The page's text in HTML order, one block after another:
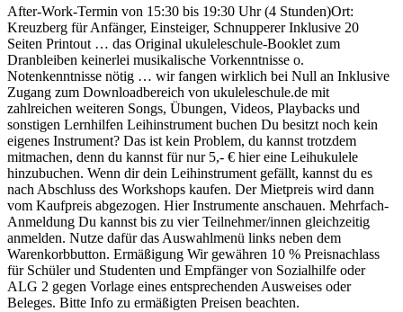
After-Work-Termin von 15:30 bis 19:30 Uhr (4 Stunden)Ort:
Kreuzberg für Anfänger, Einsteiger, Schnupperer Inklusive 20
Seiten Printout … das Original ukuleleschule-Booklet zum
Dranbleiben keinerlei musikalische Vorkenntnisse o.
Notenkenntnisse nötig … wir fangen wirklich bei Null an Inklusive
Zugang zum Downloadbereich von ukuleleschule.de mit
zahlreichen weiteren Songs, Übungen, Videos, Playbacks und
sonstigen Lernhilfen Leihinstrument buchen Du besitzt noch kein
eigenes Instrument? Das ist kein Problem, du kannst trotzdem
mitmachen, denn du kannst für nur 5,- € hier eine Leihukulele
hinzubuchen. Wenn dir dein Leihinstrument gefällt, kannst du es
nach Abschluss des Workshops kaufen. Der Mietpreis wird dann
vom Kaufpreis abgezogen. Hier Instrumente anschauen. Mehrfach-
Anmeldung Du kannst bis zu vier Teilnehmer/innen gleichzeitig
anmelden. Nutze dafür das Auswahlmenü links neben dem
Warenkorbbutton. Ermäßigung Wir gewähren 10 % Preisnachlass
für Schüler und Studenten und Empfänger von Sozialhilfe oder
ALG 2 gegen Vorlage eines entsprechenden Ausweises oder
Beleges. Bitte Info zu ermäßigten Preisen beachten.